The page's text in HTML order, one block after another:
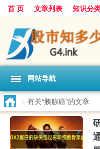
首 页 文章列表 知识分
网站导航
> 有关“胰腺癌”的文章